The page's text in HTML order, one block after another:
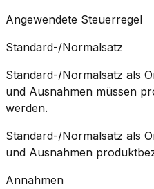
Angewendete Steuerregel
Standard-/Normalsatz
Standard-/Normalsatz als
und Ausnahmen müssen
werden.
Standard-/Normalsatz als
und Ausnahmen
Annahmen